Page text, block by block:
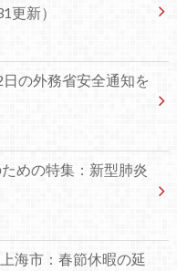
更新）
の外務省安全通知を
めの特集：新型肺炎
海市：春節休暇の延